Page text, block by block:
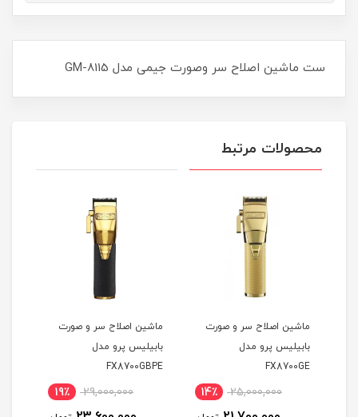
ست ماشین اصلاح سر وصورت جیمی مدل GM-8115
محصولات مرتبط
ماشین اصلاح سر و صورت
بابیلیس پرو مدل
FX8700GE
25,000,000 14٪
ماشین اصلاح سر و صورت
بابیلیس پرو مدل
FX8700GBPE
29,000,000 19٪